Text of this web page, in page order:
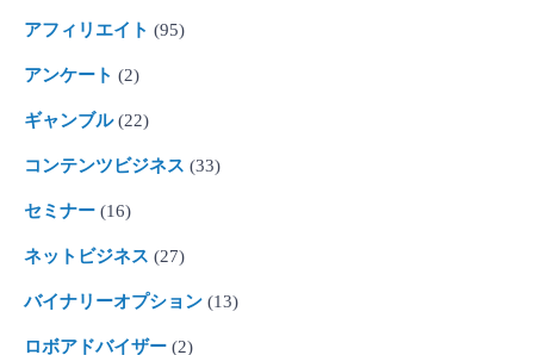
アフィリエイト (95)
アンケート (2)
ギャンブル(22)
コンテンツビジネス (33)
セミナー (16)
ネットビジネス (27)
バイナリーオプション (13)
ロボアドバイザー (2)